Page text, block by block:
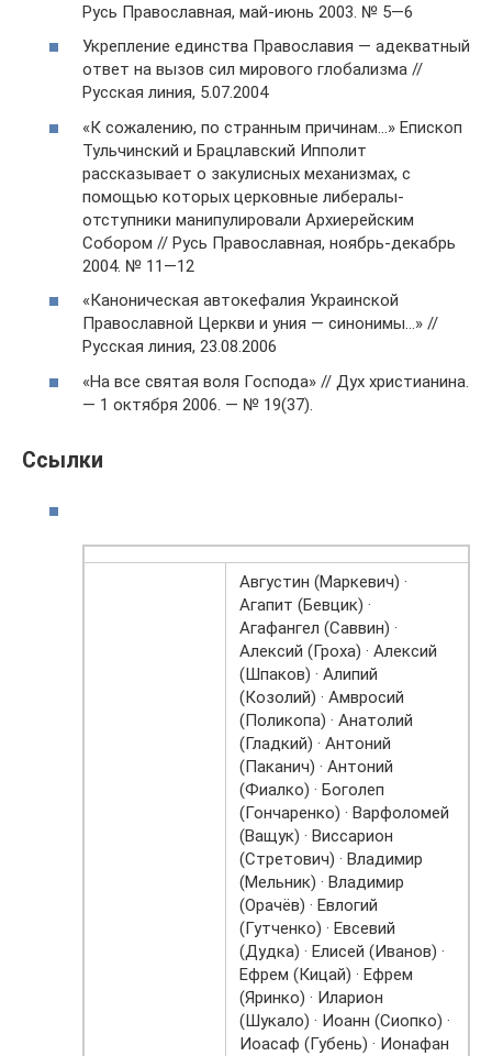
Русь Православная, май-июнь 2003. № 5—6
Укрепление единства Православия — адекватный
ответ на вызов сил мирового глобализма //
Русская линия, 5.07.2004
«К сожалению, по странным причинам…» Епископ
Тульчинский и Брацлавский Ипполит
рассказывает о закулисных механизмах, с
помощью которых церковные либералы-
отступники манипулировали Архиерейским
Собором // Русь Православная, ноябрь-декабрь
2004. № 11—12
«Каноническая автокефалия Украинской
Православной Церкви и уния — синонимы…» //
Русская линия, 23.08.2006
«На все святая воля Господа» // Дух христианина.
— 1 октября 2006. — № 19(37).
Ссылки
Августин (Маркевич) ·
Агапит (Бевцик) ·
Агафангел (Саввин) ·
Алексий (Гроха) · Алексий
(Шпаков) · Алипий
(Козолий) · Амвросий
(Поликопа) · Анатолий
(Гладкий) · Антоний
(Паканич) · Антоний
(Фиалко) · Боголеп
(Гончаренко) · Варфоломей
(Ващук) · Виссарион
(Стретович) · Владимир
(Мельник) · Владимир
(Орачёв) · Евлогий
(Гутченко) · Евсевий
(Дудка) · Елисей (Иванов) ·
Ефрем (Кицай) · Ефрем
(Яринко) · Иларион
(Шукало) · Иоанн (Сиопко) ·
Иоасаф (Губень) · Ионафан